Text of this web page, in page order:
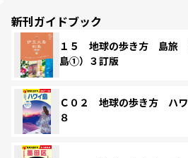
新刊ガイドブック
１５ 地球の歩き方 島旅
島①）３訂版
Ｃ０２ 地球の歩き方 ハ
８